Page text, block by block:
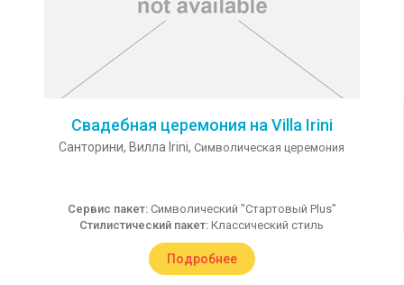
Свадебная церемония на Villa Irini
Санторини, Вилла Irini, Символическая церемония
Сервис пакет: Символический "Стартовый Plus"
Стилистический пакет: Классический стиль
Подробнее